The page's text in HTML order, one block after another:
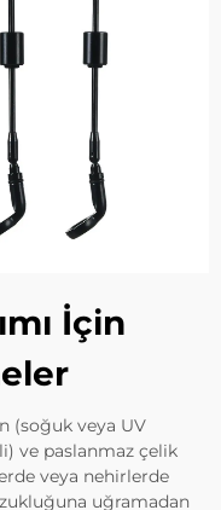
İçin
(soğuk veya UV
ve paslanmaz çelik
veya nehirlerde
uğramadan